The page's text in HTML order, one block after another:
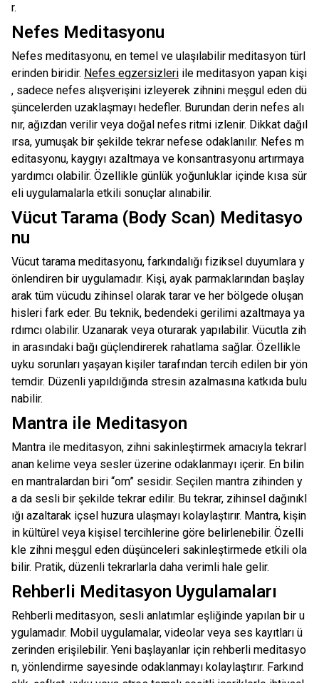
r.
Nefes Meditasyonu
Nefes meditasyonu, en temel ve ulaşılabilir meditasyon türl
erinden biridir. Nefes egzersizleri ile meditasyon yapan kişi
, sadece nefes alışverişini izleyerek zihnini meşgul eden dü
şüncelerden uzaklaşmayı hedefler. Burundan derin nefes alı
nır, ağızdan verilir veya doğal nefes ritmi izlenir. Dikkat dağıl
ırsa, yumuşak bir şekilde tekrar nefese odaklanılır. Nefes m
editasyonu, kaygıyı azaltmaya ve konsantrasyonu artırmaya
yardımcı olabilir. Özellikle günlük yoğunluklar içinde kısa sür
eli uygulamalarla etkili sonuçlar alınabilir.
Vücut Tarama (Body Scan) Meditasyo
nu
Vücut tarama meditasyonu, farkındalığı fiziksel duyumlara y
önlendiren bir uygulamadır. Kişi, ayak parmaklarından başlay
arak tüm vücudu zihinsel olarak tarar ve her bölgede oluşan
hisleri fark eder. Bu teknik, bedendeki gerilimi azaltmaya ya
rdımcı olabilir. Uzanarak veya oturarak yapılabilir. Vücutla zih
in arasındaki bağı güçlendirerek rahatlama sağlar. Özellikle
uyku sorunları yaşayan kişiler tarafından tercih edilen bir yön
temdir. Düzenli yapıldığında stresin azalmasına katkıda bulu
nabilir.
Mantra ile Meditasyon
Mantra ile meditasyon, zihni sakinleştirmek amacıyla tekrarl
anan kelime veya sesler üzerine odaklanmayı içerir. En bilin
en mantralardan biri “om” sesidir. Seçilen mantra zihinden y
a da sesli bir şekilde tekrar edilir. Bu tekrar, zihinsel dağınıkl
ığı azaltarak içsel huzura ulaşmayı kolaylaştırır. Mantra, kişin
in kültürel veya kişisel tercihlerine göre belirlenebilir. Özelli
kle zihni meşgul eden düşünceleri sakinleştirmede etkili ola
bilir. Pratik, düzenli tekrarlarla daha verimli hale gelir.
Rehberli Meditasyon Uygulamaları
Rehberli meditasyon, sesli anlatımlar eşliğinde yapılan bir u
ygulamadır. Mobil uygulamalar, videolar veya ses kayıtları ü
zerinden erişilebilir. Yeni başlayanlar için rehberli meditasyo
n, yönlendirme sayesinde odaklanmayı kolaylaştırır. Farkınd